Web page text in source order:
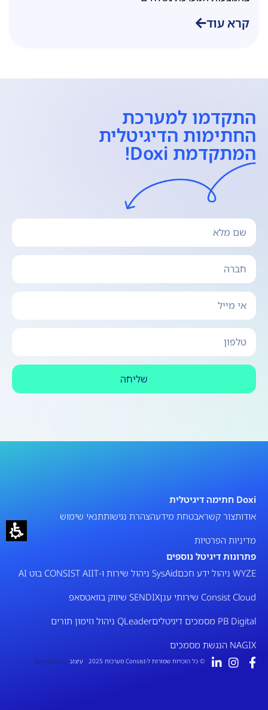
קרא עוד
התקדמו למערכת
החתימות הדיגיטלית
המתקדמת Doxi!
שליחה
Doxi חתימה דיגיטלית
אודותצור קשראבטחת מידעהצהרת נגישותתנאי שימוש
מדיניות הפרטיות
פתרונות דיגיטל נוספים
WYZE ניהול ידע חכם
SysAid ניהול שירות ו-IT
CONSIST AI בוט AI
Consist Cloud שירותי ענן
SENDIX שיווק בוואטסאפ
PB Digital מסמכים דיגיטלים
QLeader ניהול וזימון תורים
NAGIX הנגשת מסמכים
© כל הזכויות שמורות ל-Consist מערכות 2025 עיצוב DesignShop